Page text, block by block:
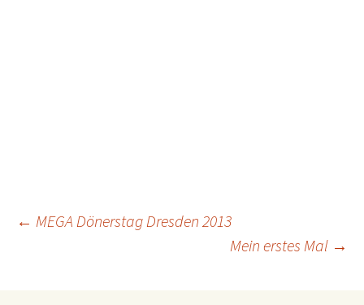
Beitragsnavigation
← MEGA Dönerstag Dresden 2013
Mein erstes Mal →